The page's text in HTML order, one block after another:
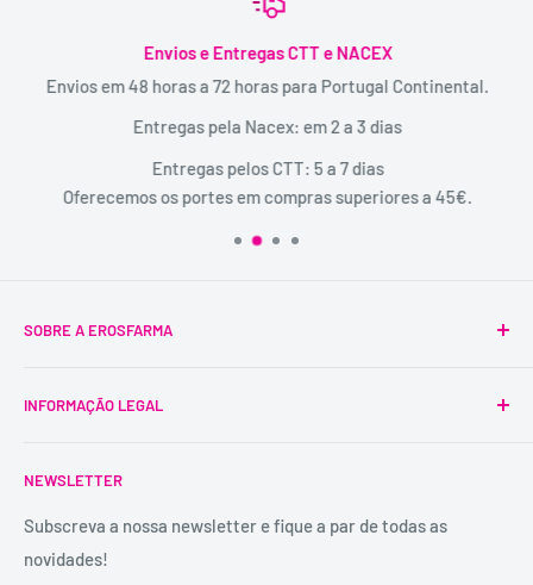
Envios e Entregas CTT e NACEX
Envios em 48 horas a 72 horas para Portugal Continental.
Entregas pela Nacex: em 2 a 3 dias
Entregas pelos CTT: 5 a 7 dias
Oferecemos os portes em compras superiores a 45€.
SOBRE A EROSFARMA
Portugal, pioneira na venda de produtos íntimos para
É uma marca registada, tem mais de 29 anos de
aconselhamento e atendimento personalizados e
INFORMAÇÃO LEGAL
Trocas e Devoluções
Política de Privacidade
Contactos
NEWSLETTER
Subscreva a nossa newsletter e fique a par de todas as
novidades!